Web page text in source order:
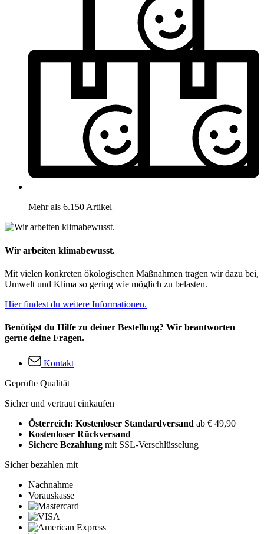
Mehr als 6.150 Artikel
Wir arbeiten klimabewusst.
Mit vielen konkreten ökologischen Maßnahmen tragen wir dazu bei,
Umwelt und Klima so gering wie möglich zu belasten.
Hier findest du weitere Informationen.
Benötigst du Hilfe zu deiner Bestellung? Wir beantworten
gerne deine Fragen.
Kontakt
Geprüfte Qualität
Sicher und vertraut einkaufen
Österreich: Kostenloser Standardversand ab € 49,90
Kostenloser Rückversand
Sichere Bezahlung mit SSL-Verschlüsselung
Sicher bezahlen mit
Nachnahme
Vorauskasse